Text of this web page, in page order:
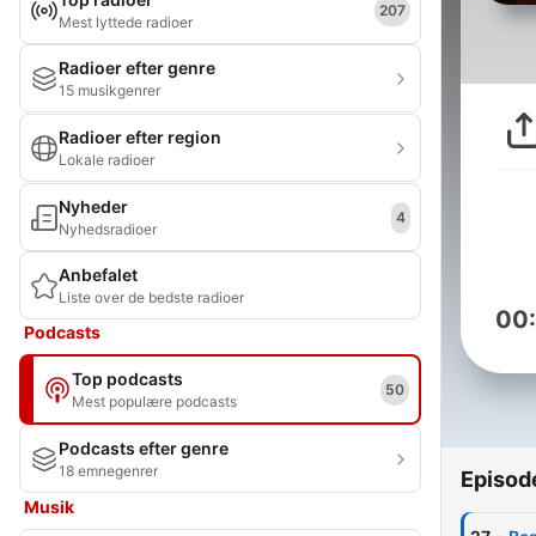
Mest lyttede radioer
207
Radioer efter genre
15 musikgenrer
Radioer efter region
Lokale radioer
Nyheder
Nyhedsradioer
4
Anbefalet
Liste over de bedste radioer
Podcasts
Top podcasts
Mest populære podcasts
50
Podcasts efter genre
18 emnegenrer
Musik